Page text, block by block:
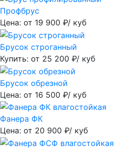
Профбрус
Цена: от 19 900 ₽/ куб
Брусок строганный
Купить: от 25 200 ₽/ куб
Брусок обрезной
Цена: от 16 500 ₽/ куб
Фанера ФК
Цена: от 20 900 ₽/ куб